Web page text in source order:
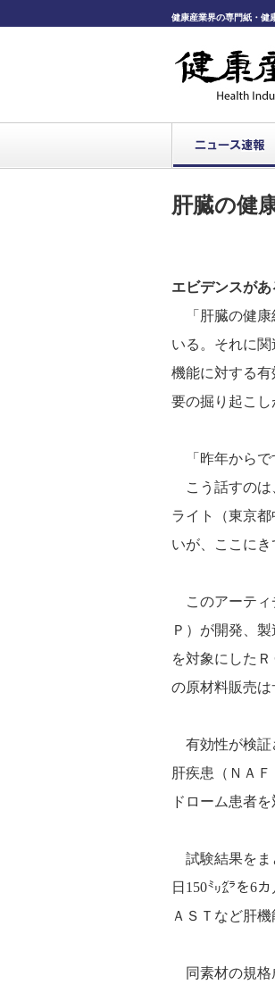
健康産業界の専門紙・健
肝臓の健
エビデンスが
「肝臓の健康
いる。それに
機能に対する
要の掘り起こし
「昨年からで
こう話すのは
ライト（東京
いが、ここにき
このアーティ
Ｐ）が開発、
を対象にした
の原材料販売は
有効性が検証
肝疾患（ＮＡ
ドローム患者を
試験結果をま
日150㍉㌘を6
ＡＳＴなど肝
同素材の規格